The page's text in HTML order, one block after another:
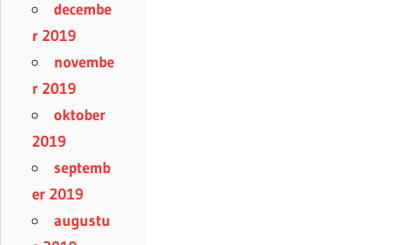
decembe
r 2019
novembe
r 2019
oktober
2019
septemb
er 2019
augustu